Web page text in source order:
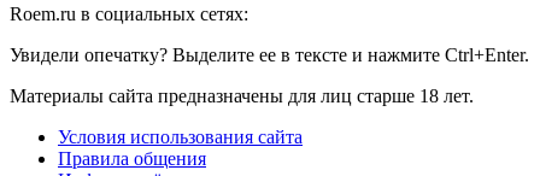
Roem.ru в социальных сетях:
Увидели опечатку? Выделите ее в тексте и нажмите Ctrl+Enter.
Материалы сайта предназначены для лиц старше 18 лет.
Условия использования сайта
Правила общения